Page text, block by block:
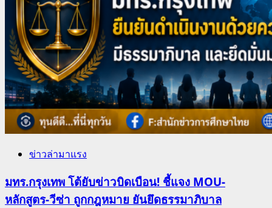
ข่าวล่ามาแรง
มทร.กรุงเทพ โต้ยับข่าวบิดเบือน! ชี้แจง MOU-
หลักสูตร-วีซ่า ถูกกฎหมาย ยันยึดธรรมาภิบาล